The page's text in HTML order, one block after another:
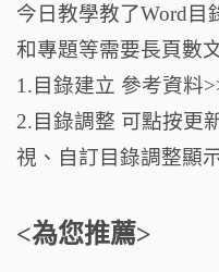
今日教學教了Word目
和專題等需要長頁數
1.目錄建立 參考資料
2.目錄調整 可點按更
視、自訂目錄調整顯
<為您推薦>